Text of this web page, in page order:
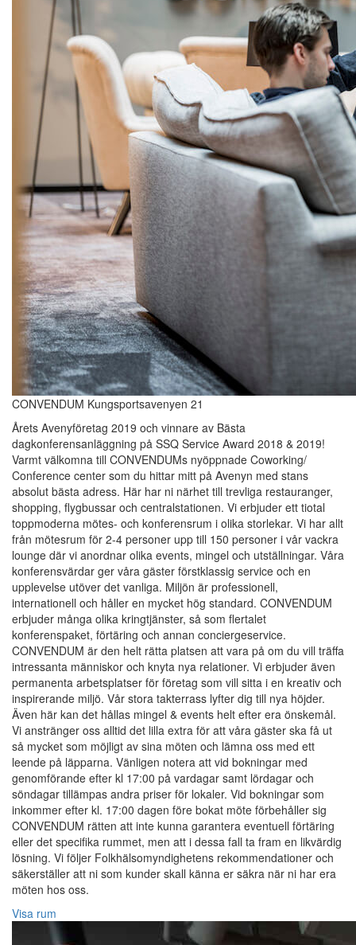
CONVENDUM Kungsportsavenyen 21
Årets Avenyföretag 2019 och vinnare av Bästa
dagkonferensanläggning på SSQ Service Award 2018 & 2019!
Varmt välkomna till CONVENDUMs nyöppnade Coworking/
Conference center som du hittar mitt på Avenyn med stans
absolut bästa adress. Här har ni närhet till trevliga restauranger,
shopping, flygbussar och centralstationen. Vi erbjuder ett tiotal
toppmoderna mötes- och konferensrum i olika storlekar. Vi har allt
från mötesrum för 2-4 personer upp till 150 personer i vår vackra
lounge där vi anordnar olika events, mingel och utställningar. Våra
konferensvärdar ger våra gäster förstklassig service och en
upplevelse utöver det vanliga. Miljön är professionell,
internationell och håller en mycket hög standard. CONVENDUM
erbjuder många olika kringtjänster, så som flertalet
konferenspaket, förtäring och annan conciergeservice.
CONVENDUM är den helt rätta platsen att vara på om du vill träffa
intressanta människor och knyta nya relationer. Vi erbjuder även
permanenta arbetsplatser för företag som vill sitta i en kreativ och
inspirerande miljö. Vår stora takterrass lyfter dig till nya höjder.
Även här kan det hållas mingel & events helt efter era önskemål.
Vi anstränger oss alltid det lilla extra för att våra gäster ska få ut
så mycket som möjligt av sina möten och lämna oss med ett
leende på läpparna. Vänligen notera att vid bokningar med
genomförande efter kl 17:00 på vardagar samt lördagar och
söndagar tillämpas andra priser för lokaler. Vid bokningar som
inkommer efter kl. 17:00 dagen före bokat möte förbehåller sig
CONVENDUM rätten att inte kunna garantera eventuell förtäring
eller det specifika rummet, men att i dessa fall ta fram en likvärdig
lösning. Vi följer Folkhälsomyndighetens rekommendationer och
säkerställer att ni som kunder skall känna er säkra när ni har era
möten hos oss.
Visa rum